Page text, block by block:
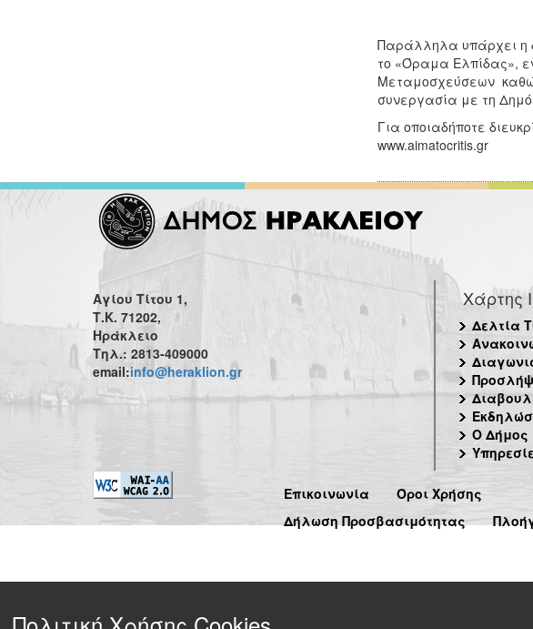
Παράλληλα υπάρχει η
το «Όραμα Ελπίδας»,
Μεταμοσχεύσεων
συνεργασία με τη
Για οποιαδήποτε
www.aimatocritis.gr
Αγίου Τίτου 1,
Τ.Κ. 71202,
Ηράκλειο
Τηλ.: 2813-409000
email:info@heraklion.gr
Χάρτης
Δελτία
Ο Δήμος
Επικοινωνία
Όροι Χρήσης
Δήλωση Προσβασιμότητας